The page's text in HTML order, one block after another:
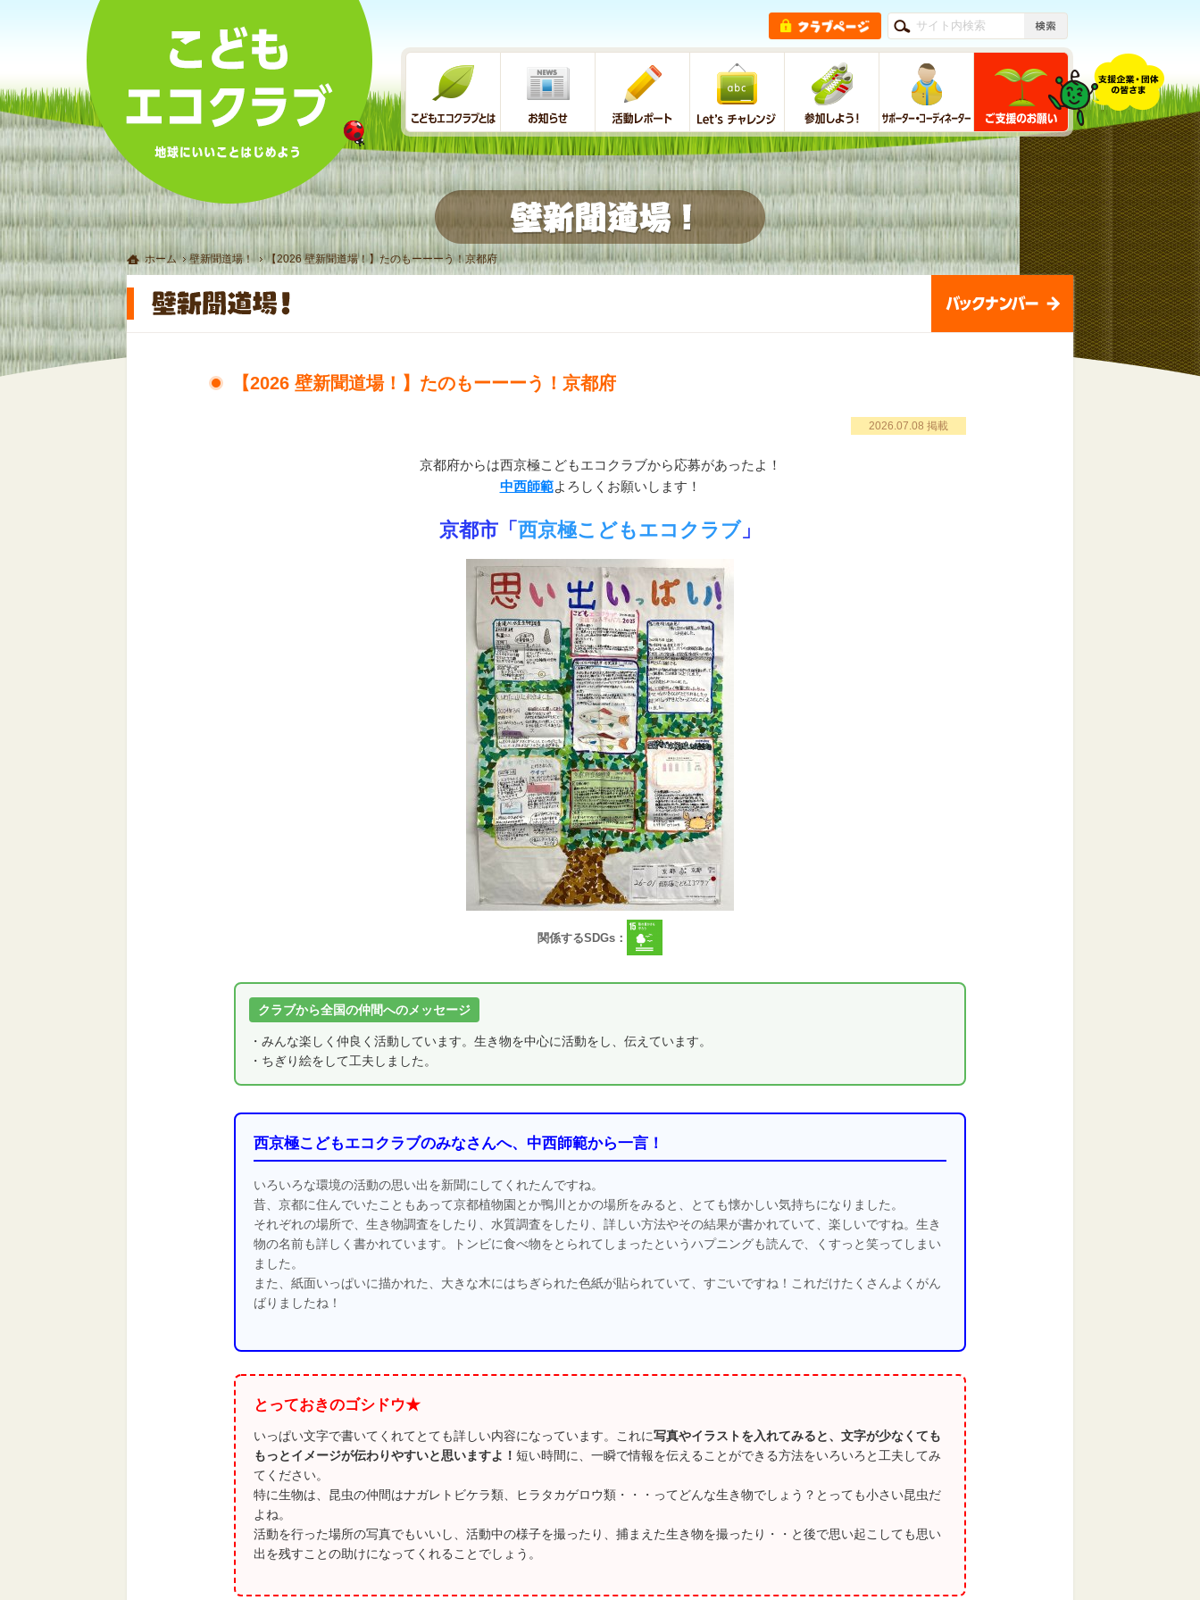
ホーム 壁新聞道場！ 【2026 壁新聞道場！】たのもーーーう！京都府
【2026 壁新聞道場！】たのもーーーう！京都府
2026.07.08 掲載
京都府からは西京極こどもエコクラブから応募があったよ！
中西師範よろしくお願いします！
京都市「 西京極こどもエコクラブ」
関係するSDGs：
クラブから全国の仲間へのメッセージ
・みんな楽しく仲良く活動しています。生き物を中心に活動をし、伝えています。
・ちぎり絵をして工夫しました。
西京極こどもエコクラブのみなさんへ、中西師範から一言！
いろいろな環境の活動の思い出を新聞にしてくれたんですね。
昔、京都に住んでいたこともあって京都植物園とか鴨川とかの場所をみると、とても懐かしい気持ちになりました。
それぞれの場所で、生き物調査をしたり、水質調査をしたり、詳しい方法やその結果が書かれていて、楽しいですね。生き
物の名前も詳しく書かれています。トンビに食べ物をとられてしまったというハプニングも読んで、くすっと笑ってしまい
ました。
また、紙面いっぱいに描かれた、大きな木にはちぎられた色紙が貼られていて、すごいですね！これだけたくさんよくがん
ばりましたね！
とっておきのゴシドウ★
いっぱい文字で書いてくれてとても詳しい内容になっています。これに写真やイラストを入れてみると、文字が少なくても
もっとイメージが伝わりやすいと思いますよ！ 短い時間に、一瞬で情報を伝えることができる方法をいろいろと工夫してみ
てください。
特に生物は、昆虫の仲間はナガレトビケラ類、ヒラタカゲロウ類・・・ってどんな生き物でしょう？とっても小さい昆虫だ
よね。
活動を行った場所の写真でもいいし、活動中の様子を撮ったり、捕まえた生き物を撮ったり・・と後で思い起こしても思い
出を残すことの助けになってくれることでしょう。